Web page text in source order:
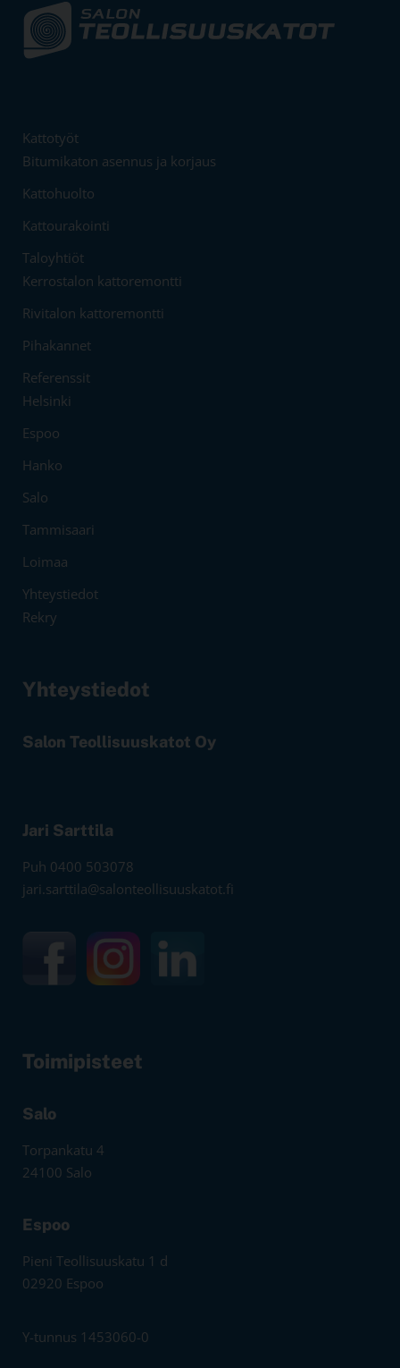
Kattotyöt
Bitumikaton asennus ja korjaus
Kattohuolto
Kattourakointi
Taloyhtiöt
Kerrostalon kattoremontti
Rivitalon kattoremontti
Pihakannet
Referenssit
Helsinki
Espoo
Hanko
Salo
Tammisaari
Loimaa
Yhteystiedot
Rekry
Yhteystiedot
Salon Teollisuuskatot Oy
Jari Sarttila
Puh 0400 503078
jari.sarttila@salonteollisuuskatot.fi
Toimipisteet
Salo
Torpankatu 4
24100 Salo
Espoo
Pieni Teollisuuskatu 1 d
02920 Espoo
Y-tunnus 1453060-0